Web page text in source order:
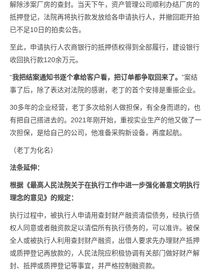
解除涉案厂房的查封。当天下午，资产管理公司顺利办结厂房的
抵押登记，法院再将执行款发放给各申请执行人，并撤回距开拍
已不足10日的拍卖公告。
至此，申请执行人农商银行的抵押债权得到全部履行，建设银行
收回执行款120余万元。
“我把结案通知书逐个拿给客户看，把订单都争取回来了。 ”案结
事了后，除了表达对法院的感谢，老丁的首个安排是重振企业。
30多年的企业经营，老丁多次给别人做担保，有全身而退的，也
有把自己搭进去的。2021年刚开始，重视实业生产的他又做了一
次担保，是给自己的公司，他准备采购新设备，再度起航。
（老丁为化名）
法条延伸：
根据《最高人民法院关于在执行工作中进一步强化善意文明执行
理念的意见》的规定：
执行过程中，被执行人申请用查封财产融资清偿债务，经执行债
权人同意或者融资款足以清偿所有执行债务的，可以准许。被保
全人或被执行人利用查封财产融资，出借人要求先办理财产抵押
或质押登记再放款的，人民法院应积极协调有关部门做好财产解
封、抵押或质押登记等事宜，并严格控制融资款。